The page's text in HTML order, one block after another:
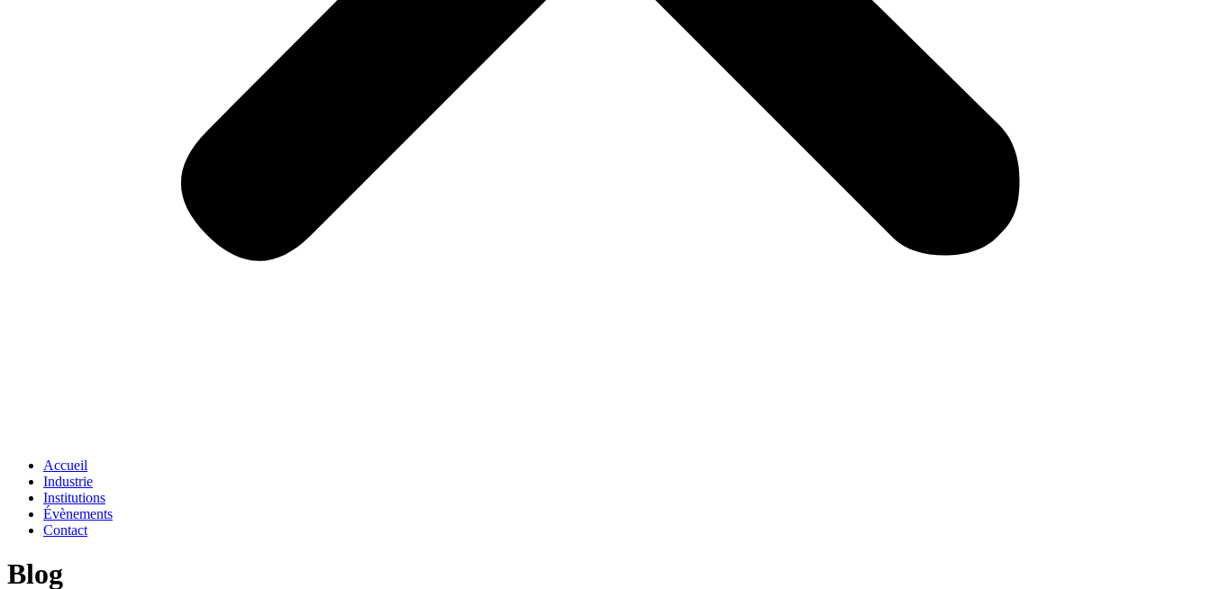
Accueil
Industrie
Institutions
Évènements
Contact
Blog